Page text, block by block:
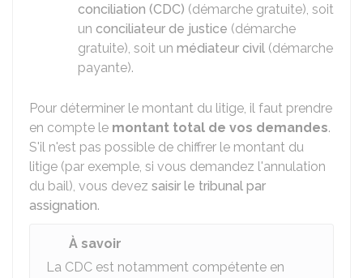
conciliation (CDC) (démarche gratuite), soit
un conciliateur de justice (démarche
gratuite), soit un médiateur civil (démarche
payante).
Pour déterminer le montant du litige, il faut prendre
en compte le montant total de vos demandes.
S'il n'est pas possible de chiffrer le montant du
litige (par exemple, si vous demandez l'annulation
du bail), vous devez saisir le tribunal par
assignation.
À savoir
La CDC est notamment compétente en